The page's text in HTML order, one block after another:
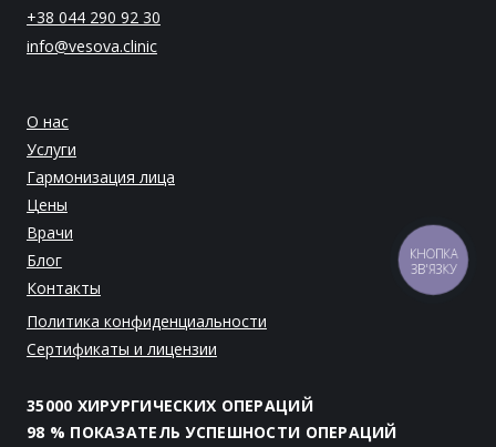
+38 044 290 92 30
info@vesova.clinic
О нас
Услуги
Гармонизация лица
Цены
Врачи
Блог
Контакты
Политика конфиденциальности
Сертификаты и лицензии
35000 ХИРУРГИЧЕСКИХ ОПЕРАЦИЙ
98 % ПОКАЗАТЕЛЬ УСПЕШНОСТИ ОПЕРАЦИЙ
КНОПКА
ЗВ'ЯЗКУ